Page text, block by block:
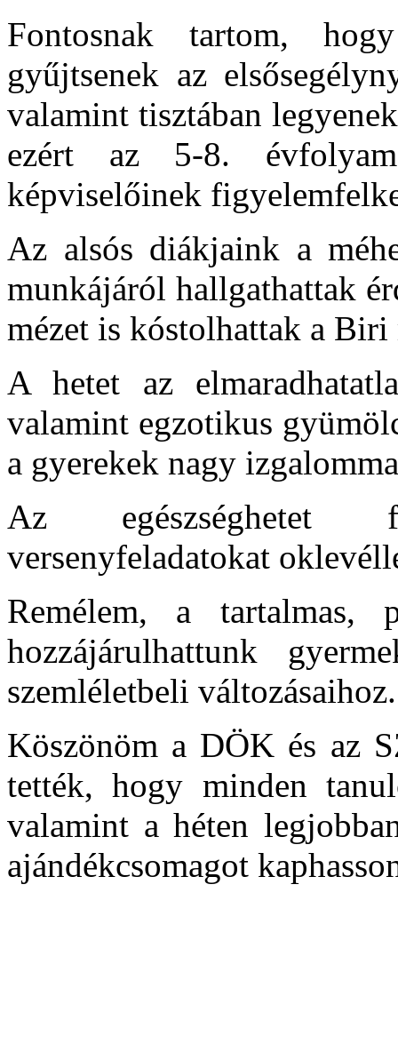
Fontosnak tartom,
gyűjtsenek az
valamint tisztában
ezért az 5-8.
képviselőinek
Az alsós diákjaink a
munkájáról hallgathattak
mézet is kóstolhattak a
A hetet az
valamint egzotikus
a gyerekek nagy
Az egészséghetet
versenyfeladatokat
Remélem, a tartalmas,
hozzájárulhattunk
szemléletbeli változásaihoz.
Köszönöm a DÖK és az
tették, hogy minden
valamint a héten
ajándékcsomagot